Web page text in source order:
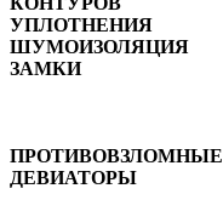
УПЛОТНЕНИЯ
ШУМОИЗОЛЯЦИЯ
ЗАМКИ
ПРОТИВОВЗЛОМНЫЕ
ДЕВИАТОРЫ